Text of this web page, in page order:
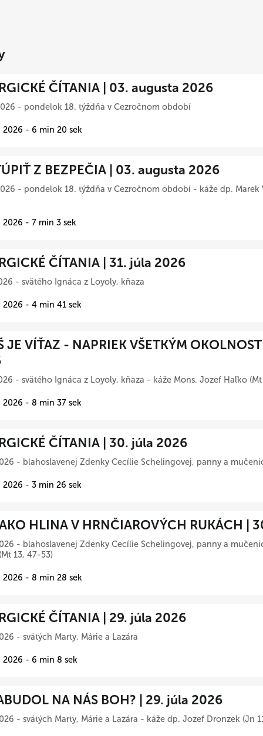
ČÍTANIA | 03. augusta 2026
- pondelok 18. týždňa v Cezročnom období
2026 - 6 min 20 sek
Z BEZPEČIA | 03. augusta 2026
- pondelok 18. týždňa v Cezročnom období - káže dp. Marek
2026 - 7 min 3 sek
ČÍTANIA | 31. júla 2026
- svätého Ignáca z Loyoly, kňaza
2026 - 4 min 41 sek
JE VÍŤAZ - NAPRIEK VŠETKÝM
- svätého Ignáca z Loyoly, kňaza - káže Mons. Jozef Haľko
2026 - 8 min 37 sek
ČÍTANIA | 30. júla 2026
- blahoslavenej Zdenky Cecílie Schelingovej, panny a
2026 - 3 min 26 sek
HLINA V HRNČIAROVÝCH RUKÁCH |
- blahoslavenej Zdenky Cecílie Schelingovej, panny a
13, 47-53)
2026 - 8 min 28 sek
ČÍTANIA | 29. júla 2026
- svätých Marty, Márie a Lazára
2026 - 6 min 8 sek
NA NÁS BOH? | 29. júla 2026
- svätých Marty, Márie a Lazára - káže dp. Jozef Dronzek (Jn